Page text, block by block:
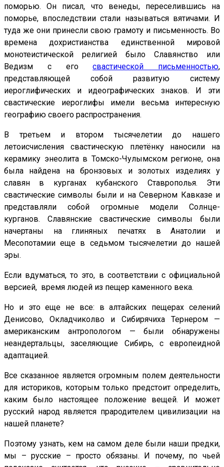
поморью. Он писал, что венеды, переселившись на
поморье, впоследствии стали называться вятичами. И
туда же они принесли свою грамоту и письменность. Во
времена дохристианства единственной мировой
монотеистической религией было Славянство или
Ведизм с егосвастической письменностью,
представляющей собой развитую систему
иероглифических и идеографических знаков. И эти
свастические иероглифы имели весьма интересную
географию своего распространения.
В третьем и втором тысячелетии до нашего
летоисчисления свастическую плетёнку наносили на
керамику энеолита в Томско-Чулымском регионе, она
была найдена на бронзовых и золотых изделиях у
славян в курганах кубанского Ставрополья. Эти
свастические символы были и на Северном Кавказе и
представляли собой огромные модели Солнце-
курганов. Славянские свастические символы были
начертаны на глиняных печатях в Анатолии и
Месопотамии еще в седьмом тысячелетии до нашей
эры.
Если вдуматься, то это, в соответствии с официальной
версией, время людей из пещер каменного века.
Но и это еще не все: в алтайских пещерах селений
Денисово, Окладчиколво и Сибирячиха Тернером —
американским антропологом — были обнаружены
неандертальцы, заселяющие Сибирь, с европеидной
адаптацией.
Все сказанное является огромным полем деятельности
для историков, которым только предстоит определить,
каким было настоящее положение вещей. И может
русский народ является прародителем цивилизации на
нашей планете?
Поэтому узнать, кем на самом деле были наши предки,
мы – русские – просто обязаны. И почему, по чьей